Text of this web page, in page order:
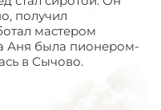
получил
мастером
Аня была пионером-
в Сычово.